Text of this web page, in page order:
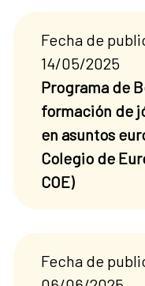
Fecha de
14/05/2025
Programa de
formación de
en asuntos
Colegio de
COE)
Fecha de